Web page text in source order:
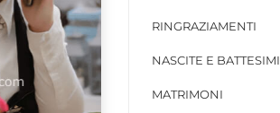
RINGRAZIAMENTI
NASCITE E BATTESIMI
MATRIMONI